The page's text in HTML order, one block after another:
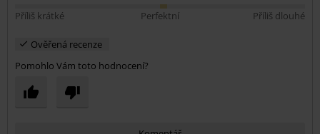
Příliš krátké
Perfektní Příliš dlouhé
Ověřená recenze
Pomohlo Vám toto hodnocení?